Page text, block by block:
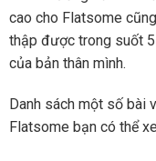
cao cho Flatsome
thập được trong suốt
của bản thân mình.
Danh sách một số bài
Flatsome bạn có thể